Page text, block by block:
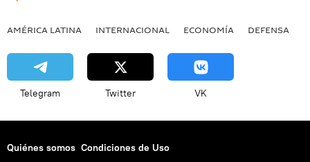
AMÉRICA LATINA INTERNACIONAL ECONOMÍA DEFENSA
Telegram Twitter VK
Quiénes somos Condiciones de Uso